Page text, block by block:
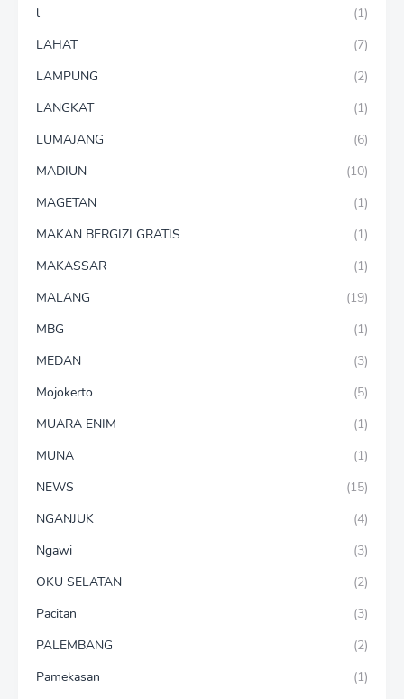
l
(1)
LAHAT
(7)
LAMPUNG
(2)
LANGKAT
(1)
LUMAJANG
(6)
MADIUN
(10)
MAGETAN
(1)
MAKAN BERGIZI GRATIS
(1)
MAKASSAR
(1)
MALANG
(19)
MBG
(1)
MEDAN
(3)
Mojokerto
(5)
MUARA ENIM
(1)
MUNA
(1)
NEWS
(15)
NGANJUK
(4)
Ngawi
(3)
OKU SELATAN
(2)
Pacitan
(3)
PALEMBANG
(2)
Pamekasan
(1)